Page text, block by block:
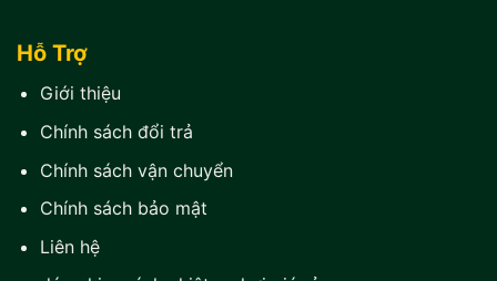
Hỗ Trợ
Giới thiệu
Chính sách đổi trả
Chính sách vận chuyển
Chính sách bảo mật
Liên hệ